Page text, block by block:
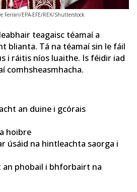
Ferrari/EPA-EFE/REX/Shutterstock
teagaisc téamaí a
blianta. Tá na téamaí sin le fáil
i ráitis níos luaithe. Is féidir iad
comhsheasmhacha.
an duine i gcórais
hoibre
úsáid na hintleachta saorga i
phobail i bhforbairt na